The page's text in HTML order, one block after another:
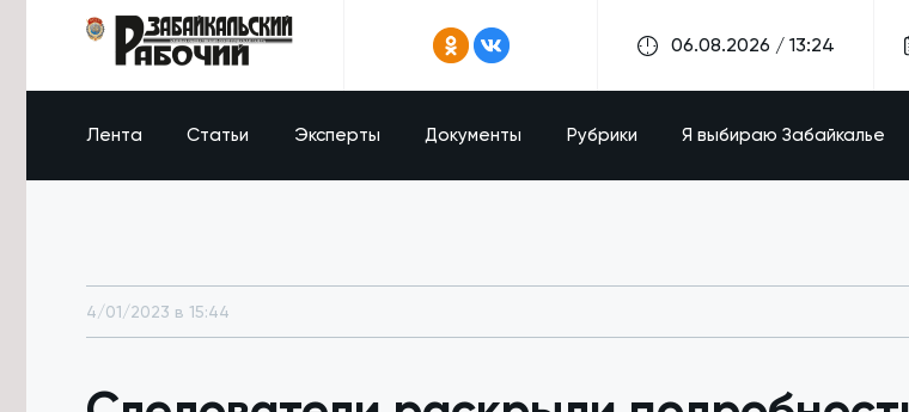
06.08.2026 / 13:24
Лента Статьи Эксперты Документы Рубрики Я выбираю Забайкалье
4/01/2023 в 15:44